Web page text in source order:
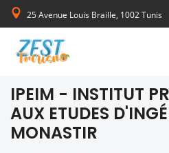
25 Avenue Louis Braille, 1002 Tunis
de Lundi au Vendredi 08:00-17:00
IPEIM - INSTITUT
AUX ETUDES
MONASTIR